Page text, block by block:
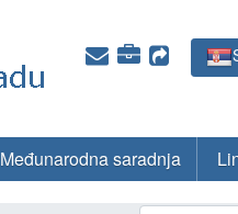
Međunarodna saradnja